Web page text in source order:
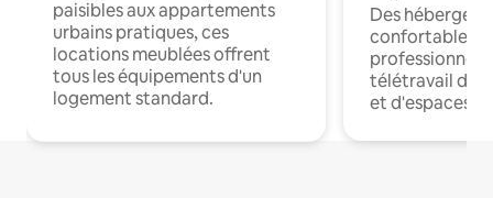
paisibles aux appartements
urbains pratiques, ces
locations meublées offrent
tous les équipements d'un
logement standard.
Des
confortables
professionnels
télétravail
et d'espaces